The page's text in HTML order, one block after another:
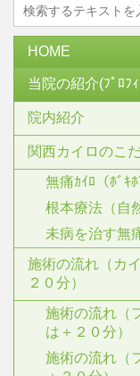
HOME
当院の紹介(ﾌﾟﾛﾌ
院内紹介
関西カイロのこ
無痛ｶｲﾛ（ﾎﾞｷﾎ
根本療法（自
未病を治す無
施術の流れ（カ
２０分）
施術の流れ（
は＋２０分）
施術の流れ（